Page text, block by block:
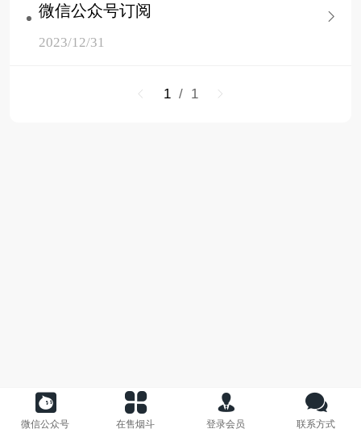
微信公众号订阅
2023/12/31
1 / 1
微信公众号 在售烟斗 登录会员 联系方式